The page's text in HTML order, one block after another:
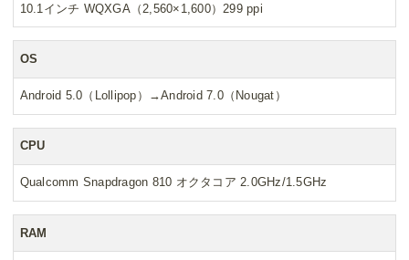
10.1インチ WQXGA（2,560×1,600）299 ppi
OS
Android 5.0（Lollipop）→Android 7.0（Nougat）
CPU
Qualcomm Snapdragon 810 オクタコア 2.0GHz/1.5GHz
RAM